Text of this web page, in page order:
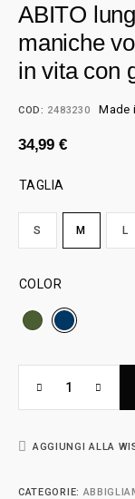
ABITO
maniche
in vita con
COD: 2483230 Made
34,99 €
TAGLIA
S M L
COLOR
AGGIUNGI ALLA
CATEGORIE: